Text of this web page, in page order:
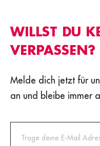
WILLST DU
VERPASSEN?
Melde dich jetzt für
an und bleibe immer